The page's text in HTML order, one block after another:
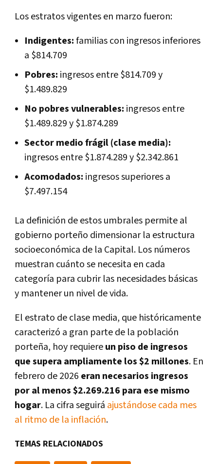
Los estratos vigentes en marzo fueron:
Indigentes:familias con ingresos inferiores
a $814.709
Pobres: ingresos entre $814.709 y
$1.489.829
No pobres vulnerables: ingresos entre
$1.489.829 y $1.874.289
Sector medio frágil (clase media):
ingresos entre $1.874.289 y $2.342.861
Acomodados: ingresos superiores a
$7.497.154
La definición de estos umbrales permite al
gobierno porteño dimensionar la estructura
socioeconómica de la Capital. Los números
muestran cuánto se necesita en cada
categoría para cubrir las necesidades básicas
y mantener un nivel de vida.
El estrato de clase media, que históricamente
caracterizó a gran parte de la población
porteña, hoy requiereun piso de ingresos
que supera ampliamente los $2 millones. En
febrero de 2026 eran necesarios ingresos
por al menos $2.269.216 para ese mismo
hogar. La cifra seguirá ajustándose cada mes
al ritmo de la inflación.
TEMAS RELACIONADOS